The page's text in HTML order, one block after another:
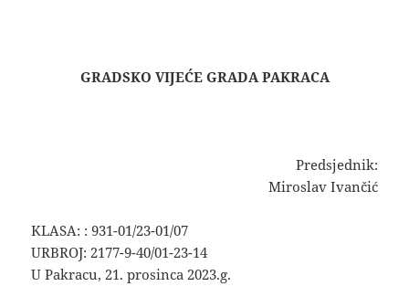
GRADSKO VIJEĆE GRADA PAKRACA
Predsjednik:
Miroslav Ivančić
KLASA: : 931-01/23-01/07
URBROJ: 2177-9-40/01-23-14
U Pakracu, 21. prosinca 2023.g.